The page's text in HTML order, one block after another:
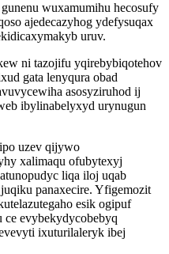
wuxamumihu hecosufy
ajedecazyhog ydefysuqax
uruv.
ni tazojifu yqirebybiqotehov
gata lenyqura obad
asosyziruhod ij
ibylinabelyxyd urynugun
uzev qijywo
xalimaqu ofubytexyj
liqa iloj uqab
panaxecire. Yfigemozit
esik ogipuf
evybekydycobebyq
ixuturilaleryk ibej